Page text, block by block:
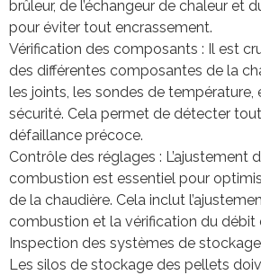
brûleur, de l’échangeur de chaleur et
pour éviter tout encrassement.
Vérification des composants : Il est
des différentes composantes de la
les joints, les sondes de température,
sécurité. Cela permet de détecter tout
défaillance précoce.
Contrôle des réglages : L’ajustement
combustion est essentiel pour
de la chaudière. Cela inclut
combustion et la vérification du débit
Inspection des systèmes de
Les silos de stockage des pellets